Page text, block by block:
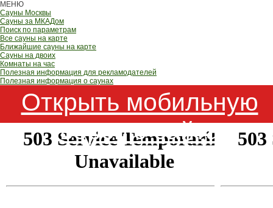
МЕНЮ
Сауны Москвы
Сауны за МКАДом
Поиск по параметрам
Все сауны на карте
Ближайшие сауны на карте
Сауны на двоих
Комнаты на час
Полезная информация для рекламодателей
Полезная информация о саунах
Открыть мобильную
версию сайта